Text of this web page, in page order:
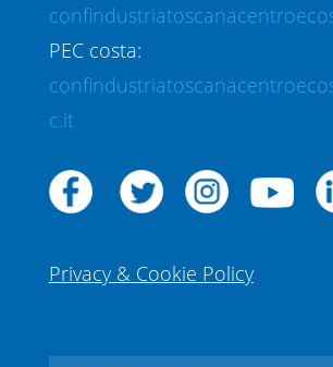
PEC costa:
c.it
Privacy & Cookie Policy